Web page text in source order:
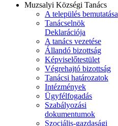
Muzsalyi Községi Tanács
A település bemutatása
Tanácselnök
Deklarációja
A tanács vezetése
Állandó bizottság
Képviselőtestület
Végrehajtó bizottság
Tanácsi határozatok
Intézmények
Ügyfélfogadás
Szabályozási
dokumentumok
Szociális-gazdasági